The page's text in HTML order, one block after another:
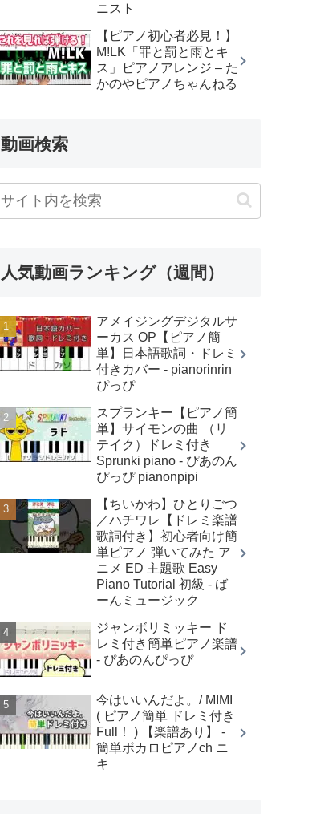
ニスト
【ピアノ初心者必見！】
M!LK「罪と罰と雨とキ
ス」ピアノアレンジ – た
かのやピアノちゃんねる
動画検索
人気動画ランキング（週間）
アメイジングデジタルサ
ーカス OP【ピアノ簡
単】日本語歌詞・ドレミ
付きカバー - pianorinrin
ぴっぴ
スプランキー【ピアノ簡
単】サイモンの曲 （リ
テイク）ドレミ付き
Sprunki piano - ぴあのん
ぴっぴ pianonpipi
【ちいかわ】ひとりごつ
／ハチワレ【ドレミ楽譜
歌詞付き】初心者向け簡
単ピアノ 弾いてみた ア
ニメ ED 主題歌 Easy
Piano Tutorial 初級 - ば
ーんミュージック
ジャンボリミッキー ド
レミ付き簡単ピアノ楽譜
- ぴあのんぴっぴ
今はいいんだよ。/ MIMI
( ピアノ簡単 ドレミ付き
Full！ ) 【楽譜あり】 -
簡単ボカロピアノch ニ
キ